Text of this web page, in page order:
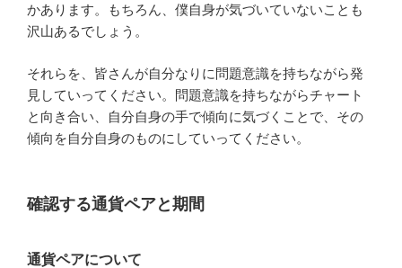
かあります。もちろん、僕自身が気づいていないことも
沢山あるでしょう。
それらを、皆さんが自分なりに問題意識を持ちながら発
見していってください。問題意識を持ちながらチャート
と向き合い、自分自身の手で傾向に気づくことで、その
傾向を自分自身のものにしていってください。
確認する通貨ペアと期間
通貨ペアについて